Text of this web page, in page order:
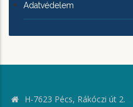
Adatvédelem
H-7623 Pécs, Rákóczi út 2.